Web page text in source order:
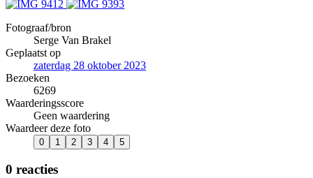
Fotograaf/bron
Serge Van Brakel
Geplaatst op
zaterdag 28 oktober 2023
Bezoeken
6269
Waarderingsscore
Geen waardering
Waardeer deze foto
0 reacties